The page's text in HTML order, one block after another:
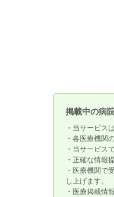
掲載中の病
・当サービス
・各医療機関
・当サービス
・正確な情報
・医療機関で
し上げます。
・医療掲載情